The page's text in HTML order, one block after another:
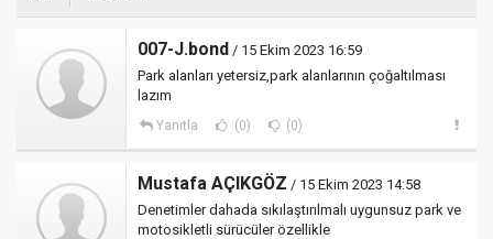
007-J.bond / 15 Ekim 2023 16:59
Park alanları yetersiz,park alanlarının çoğaltılması
lazım
Yanıtla (0) (0)
Mustafa AÇIKGÖZ / 15 Ekim 2023 14:58
Denetimler dahada sıkılaştırılmalı uygunsuz park ve
motosikletli sürücüler özellikle